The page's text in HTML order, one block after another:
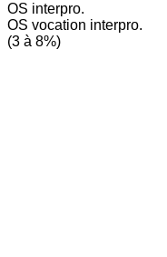
OS interpro.
OS vocation interpro.
(3 à 8%)